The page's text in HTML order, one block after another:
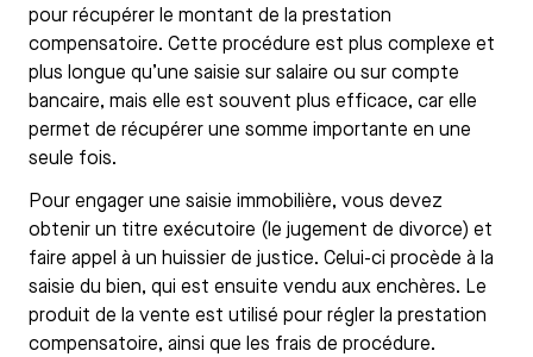
pour récupérer le montant de la prestation
compensatoire. Cette procédure est plus complexe et
plus longue qu’une saisie sur salaire ou sur compte
bancaire, mais elle est souvent plus efficace, car elle
permet de récupérer une somme importante en une
seule fois.
Pour engager une saisie immobilière, vous devez
obtenir un titre exécutoire (le jugement de divorce) et
faire appel à un huissier de justice. Celui-ci procède à la
saisie du bien, qui est ensuite vendu aux enchères. Le
produit de la vente est utilisé pour régler la prestation
compensatoire, ainsi que les frais de procédure.